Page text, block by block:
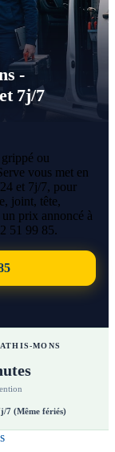
-
7j/7
ou
vous met en
et 7j/7, pour
joint, tête,
prix annoncé à
51 99 85.
MONS
7 (Même fériés)